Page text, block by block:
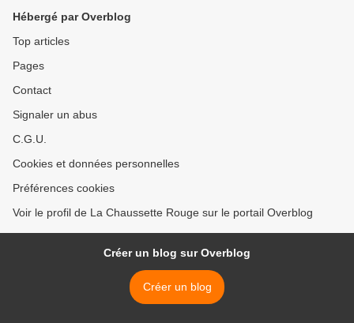
Hébergé par Overblog
Top articles
Pages
Contact
Signaler un abus
C.G.U.
Cookies et données personnelles
Préférences cookies
Voir le profil de La Chaussette Rouge sur le portail Overblog
Créer un blog sur Overblog
Créer un blog